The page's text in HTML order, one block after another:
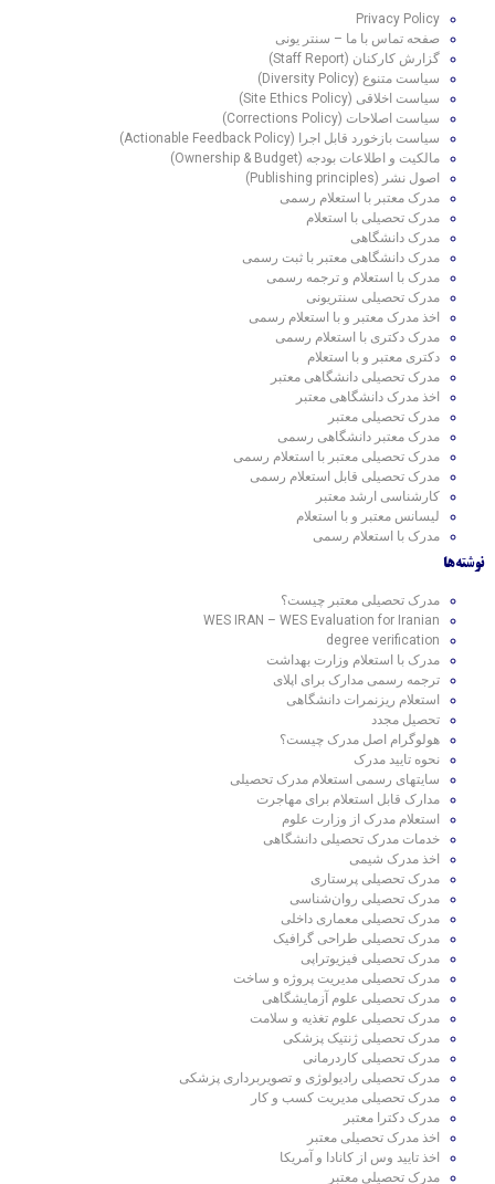
Privacy Policy
صفحه تماس با ما – سنتر یونی
گزارش کارکنان (Staff Report)
سیاست متنوع (Diversity Policy)
سیاست اخلاقی (Site Ethics Policy)
سیاست اصلاحات (Corrections Policy)
سیاست بازخورد قابل اجرا (Actionable Feedback Policy)
مالکیت و اطلاعات بودجه (Ownership & Budget)
اصول نشر (Publishing principles)
مدرک معتبر با استعلام رسمی
مدرک تحصیلی با استعلام
مدرک دانشگاهی
مدرک دانشگاهی معتبر با ثبت رسمی
مدرک با استعلام و ترجمه رسمی
مدرک تحصیلی سنتریونی
اخذ مدرک معتبر و با استعلام رسمی
مدرک دکتری با استعلام رسمی
دکتری معتبر و با استعلام
مدرک تحصیلی دانشگاهی معتبر
اخذ مدرک دانشگاهی معتبر
مدرک تحصیلی معتبر
مدرک معتبر دانشگاهی رسمی
مدرک تحصیلی معتبر با استعلام رسمی
مدرک تحصیلی قابل استعلام رسمی
کارشناسی ارشد معتبر
لیسانس معتبر و با استعلام
مدرک با استعلام رسمی
نوشته‌ها
مدرک تحصیلی معتبر چیست؟
WES IRAN – WES Evaluation for Iranian
degree verification
مدرک با استعلام وزارت بهداشت
ترجمه رسمی مدارک برای اپلای
استعلام ریزنمرات دانشگاهی
تحصیل مجدد
هولوگرام اصل مدرک چیست؟
نحوه تایید مدرک
سایتهای رسمی استعلام مدرک تحصیلی
مدارک قابل استعلام برای مهاجرت
استعلام مدرک از وزارت علوم
خدمات مدرک تحصیلی دانشگاهی
اخذ مدرک شیمی
مدرک تحصیلی پرستاری
مدرک تحصیلی روان‌شناسی
مدرک تحصیلی معماری داخلی
مدرک تحصیلی طراحی گرافیک
مدرک تحصیلی فیزیوتراپی
مدرک تحصیلی مدیریت پروژه و ساخت
مدرک تحصیلی علوم آزمایشگاهی
مدرک تحصیلی علوم تغذیه و سلامت
مدرک تحصیلی ژنتیک پزشکی
مدرک تحصیلی کاردرمانی
مدرک تحصیلی رادیولوژی و تصویربرداری پزشکی
مدرک تحصیلی مدیریت کسب‌ و کار
مدرک دکترا معتبر
اخذ مدرک تحصیلی معتبر
اخذ تایید وس از کانادا و آمریکا
مدرک تحصیلی معتبر